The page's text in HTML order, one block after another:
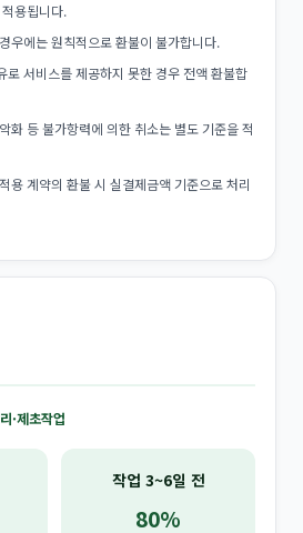
용됩니다.
우에는 원칙적으로 환불이 불가합니다.
로 서비스를 제공하지 못한 경우 전액 환불합
화 등 불가항력에 의한 취소는 별도 기준을 적
용 계약의 환불 시 실결제금액 기준으로 처리
·제초작업
작업 3~6일 전
80%